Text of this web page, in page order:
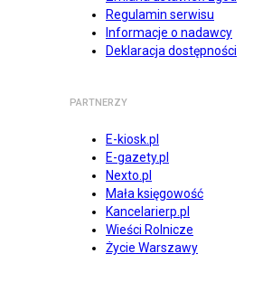
Regulamin serwisu
Informacje o nadawcy
Deklaracja dostępności
PARTNERZY
E-kiosk.pl
E-gazety.pl
Nexto.pl
Mała księgowość
Kancelarierp.pl
Wieści Rolnicze
Życie Warszawy